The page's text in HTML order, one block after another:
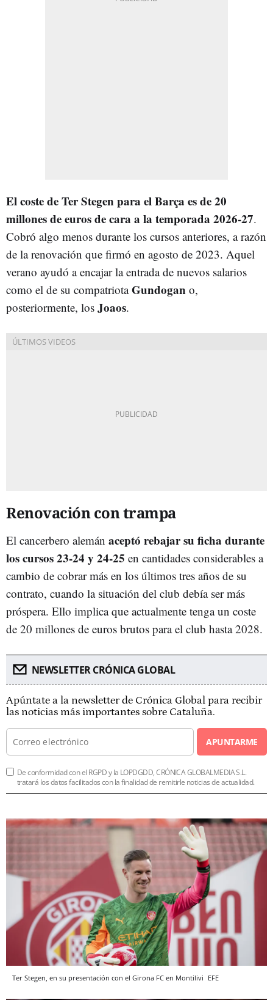
El coste de Ter Stegen para el Barça es de 20
millones de euros de cara a la temporada 2026-27.
Cobró algo menos durante los cursos anteriores, a razón
de la renovación que firmó en agosto de 2023. Aquel
verano ayudó a encajar la entrada de nuevos salarios
como el de su compatriotaGundogan o,
posteriormente, los Joaos.
Renovación con trampa
El cancerbero alemán aceptó rebajar su ficha durante
los cursos 23-24 y 24-25 en cantidades considerables a
cambio de cobrar más en los últimos tres años de su
contrato, cuando la situación del club debía ser más
próspera. Ello implica que actualmente tenga un coste
de 20 millones de euros brutos para el club hasta 2028.
NEWSLETTER CRÓNICA GLOBAL
Apúntate a la newsletter de Crónica Global para recibir
las noticias más importantes sobre Cataluña.
APUNTARME
De conformidad con el RGPD y la LOPDGDD, CRÓNICA GLOBALMEDIA S.L.
tratará los datos facilitados con la finalidad de remitirle noticias de actualidad.
Ter Stegen, en su presentación con el Girona FC en Montilivi EFE